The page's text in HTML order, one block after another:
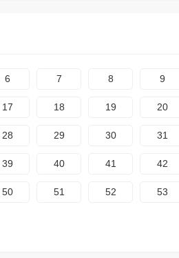
6 7 8 9
17 18 19 20
28 29 30 31
39 40 41 42
50 51 52 53